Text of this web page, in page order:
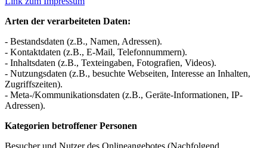
Arten der verarbeiteten Daten:
- Bestandsdaten (z.B., Namen, Adressen).
- Kontaktdaten (z.B., E-Mail, Telefonnummern).
- Inhaltsdaten (z.B., Texteingaben, Fotografien, Videos).
- Nutzungsdaten (z.B., besuchte Webseiten, Interesse an Inhalten,
Zugriffszeiten).
- Meta-/Kommunikationsdaten (z.B., Geräte-Informationen, IP-
Adressen).
Kategorien betroffener Personen
Besucher und Nutzer des Onlineangebotes (Nachfolgend